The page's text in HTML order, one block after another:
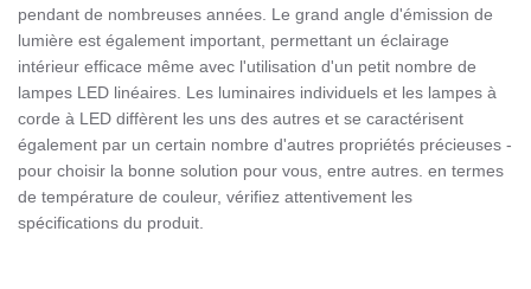
pendant de nombreuses années. Le grand angle d'émission de
lumière est également important, permettant un éclairage
intérieur efficace même avec l'utilisation d'un petit nombre de
lampes LED linéaires. Les luminaires individuels et les lampes à
corde à LED diffèrent les uns des autres et se caractérisent
également par un certain nombre d'autres propriétés précieuses -
pour choisir la bonne solution pour vous, entre autres. en termes
de température de couleur, vérifiez attentivement les
spécifications du produit.